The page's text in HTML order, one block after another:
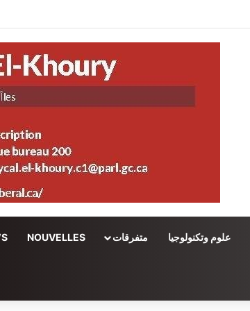
علوم وتكنولوجيا متفرقات NOUVELLES